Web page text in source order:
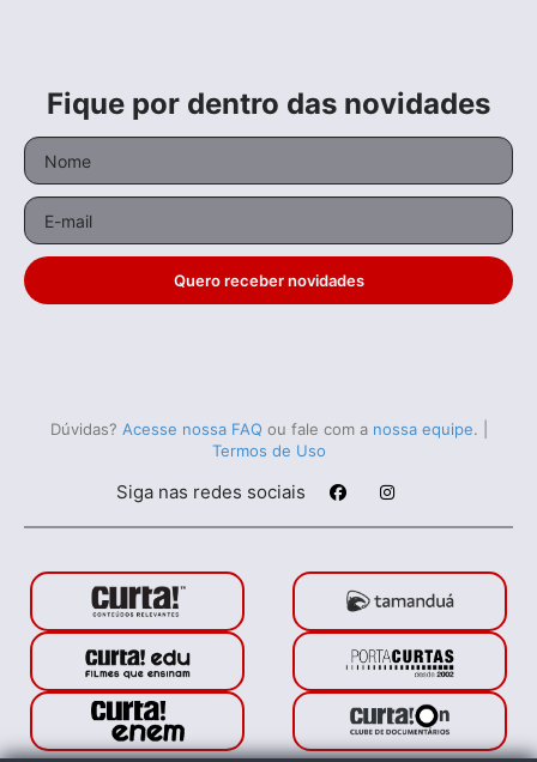
Fique por dentro das novidades
Quero receber novidades
Dúvidas? Acesse nossa FAQ ou fale com a nossa equipe.
Termos de Uso
Siga nas redes sociais